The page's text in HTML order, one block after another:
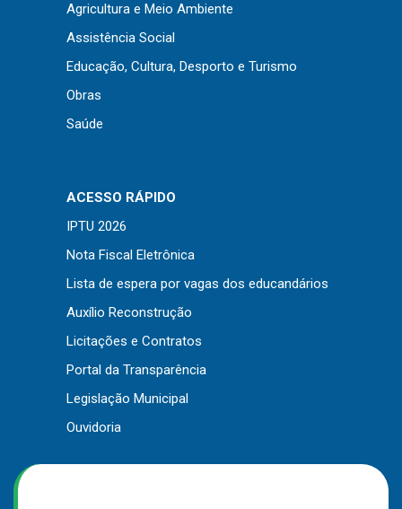
Agricultura e Meio Ambiente
Assistência Social
Educação, Cultura, Desporto e Turismo
Obras
Saúde
ACESSO RÁPIDO
IPTU 2026
Nota Fiscal Eletrônica
Lista de espera por vagas dos educandários
Auxílio Reconstrução
Licitações e Contratos
Portal da Transparência
Legislação Municipal
Ouvidoria